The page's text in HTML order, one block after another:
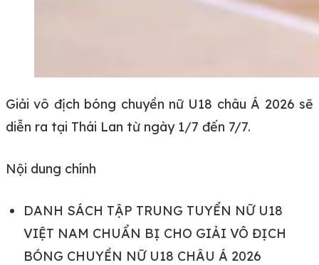
Giải vô địch bóng chuyền nữ U18 châu Á 2026 sẽ
diễn ra tại Thái Lan từ ngày 1/7 đến 7/7.
Nội dung chính
DANH SÁCH TẬP TRUNG TUYỂN NỮ U18
VIỆT NAM CHUẨN BỊ CHO GIẢI VÔ ĐỊCH
BÓNG CHUYỀN NỮ U18 CHÂU Á 2026